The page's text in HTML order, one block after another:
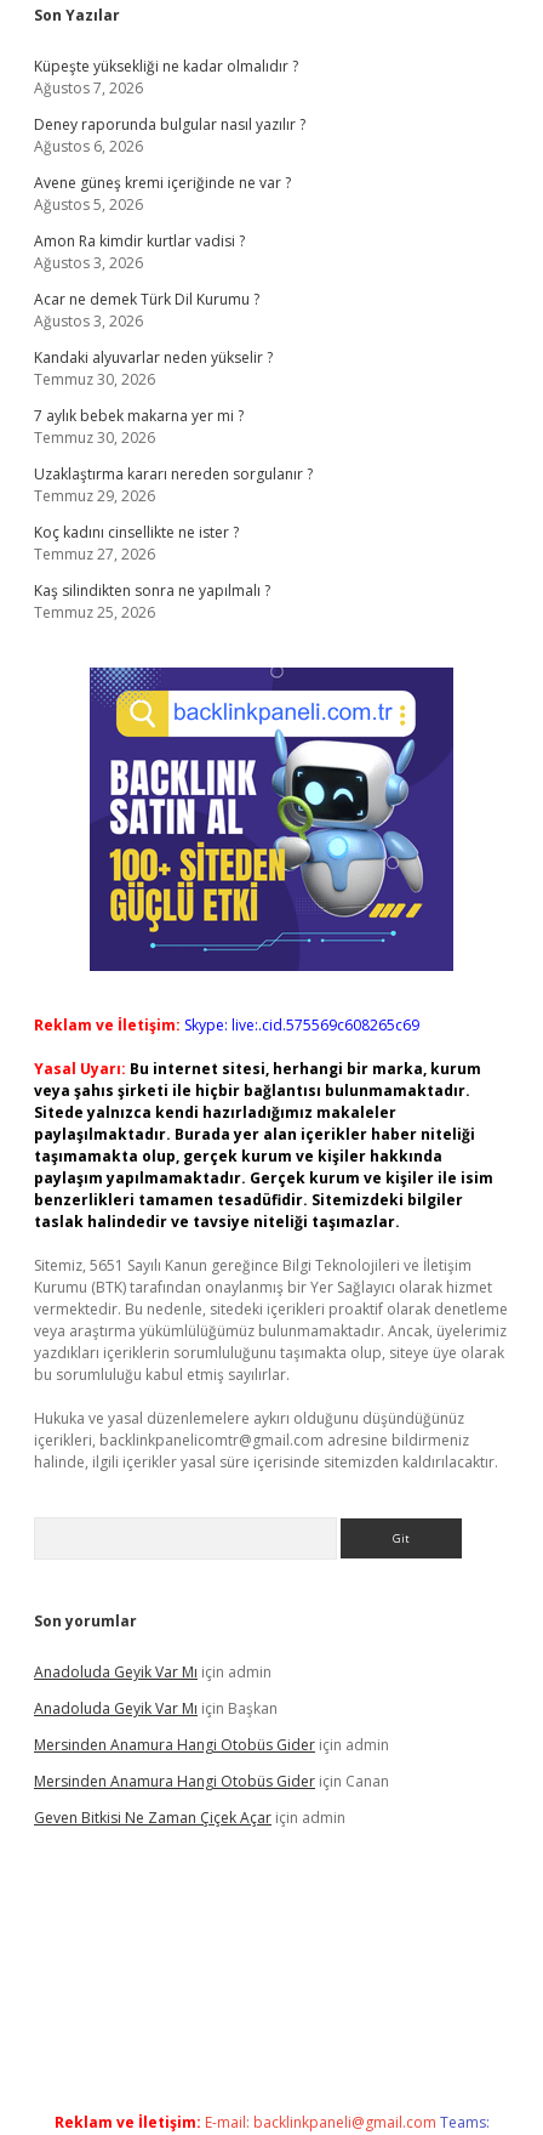
Sidebar
Son Yazılar
Küpeşte yüksekliği ne kadar olmalıdır ?
Ağustos 7, 2026
Deney raporunda bulgular nasıl yazılır ?
Ağustos 6, 2026
Avene güneş kremi içeriğinde ne var ?
Ağustos 5, 2026
Amon Ra kimdir kurtlar vadisi ?
Ağustos 3, 2026
Acar ne demek Türk Dil Kurumu ?
Ağustos 3, 2026
Kandaki alyuvarlar neden yükselir ?
Temmuz 30, 2026
7 aylık bebek makarna yer mi ?
Temmuz 30, 2026
Uzaklaştırma kararı nereden sorgulanır ?
Temmuz 29, 2026
Koç kadını cinsellikte ne ister ?
Temmuz 27, 2026
Kaş silindikten sonra ne yapılmalı ?
Temmuz 25, 2026
Reklam ve İletişim: Skype: live:.cid.575569c608265c69
Yasal Uyarı: Bu internet sitesi, herhangi bir marka, kurum
veya şahıs şirketi ile hiçbir bağlantısı bulunmamaktadır.
Sitede yalnızca kendi hazırladığımız makaleler
paylaşılmaktadır. Burada yer alan içerikler haber niteliği
taşımamakta olup, gerçek kurum ve kişiler hakkında
paylaşım yapılmamaktadır. Gerçek kurum ve kişiler ile isim
benzerlikleri tamamen tesadüfidir. Sitemizdeki bilgiler
taslak halindedir ve tavsiye niteliği taşımazlar.
Sitemiz, 5651 Sayılı Kanun gereğince Bilgi Teknolojileri ve İletişim
Kurumu (BTK) tarafından onaylanmış bir Yer Sağlayıcı olarak hizmet
vermektedir. Bu nedenle, sitedeki içerikleri proaktif olarak denetleme
veya araştırma yükümlülüğümüz bulunmamaktadır. Ancak, üyelerimiz
yazdıkları içeriklerin sorumluluğunu taşımakta olup, siteye üye olarak
bu sorumluluğu kabul etmiş sayılırlar.
Hukuka ve yasal düzenlemelere aykırı olduğunu düşündüğünüz
içerikleri, backlinkpanelicomtr@gmail.com adresine bildirmeniz
halinde, ilgili içerikler yasal süre içerisinde sitemizden kaldırılacaktır.
Son yorumlar
Anadoluda Geyik Var Mı için admin
Anadoluda Geyik Var Mı için Başkan
Mersinden Anamura Hangi Otobüs Gider için admin
Mersinden Anamura Hangi Otobüs Gider için Canan
Geven Bitkisi Ne Zaman Çiçek Açar için admin
Reklam ve İletişim: E-mail: backlinkpaneli@gmail.com Teams: